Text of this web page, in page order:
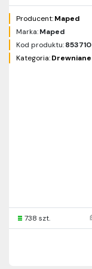
Producent:Maped
Marka:Maped
Kod produktu:853710
Kategoria:Drewniane
738 szt.